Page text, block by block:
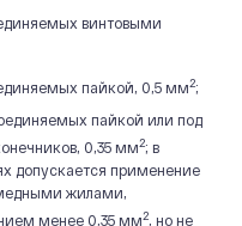
винтовыми
пайкой, 0,5 мм2;
пайкой или под
0,35 мм2; в
допускается применение
жилами,
менее 0,35 мм2, но не